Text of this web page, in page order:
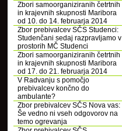
Zbori samoorganiziranih četrtnih
in krajevnih skupnosti Maribora
od 10. do 14. februarja 2014
Zbor prebivalcev SČS Studenci:
Studenčani sedaj razpravljamo v
prostorih MČ Studenci
Zbori samoorganiziranih četrtnih
in krajevnih skupnosti Maribora
od 17. do 21. februarja 2014
V Radvanju s pomočjo
prebivalcev končno do
ambulante?
Zbor prebivalcev SČS Nova vas:
Še vedno ni vseh odgovorov na
temo ogrevanja